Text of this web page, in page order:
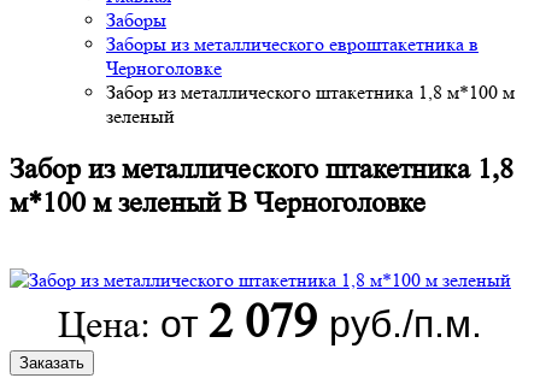
Заборы
Заборы из металлического евроштакетника в
Черноголовке
Забор из металлического штакетника 1,8 м*100 м
зеленый
Забор из металлического штакетника 1,8
м*100 м зеленый В Черноголовке
Цена: от 2 079 руб./п.м.
Заказать